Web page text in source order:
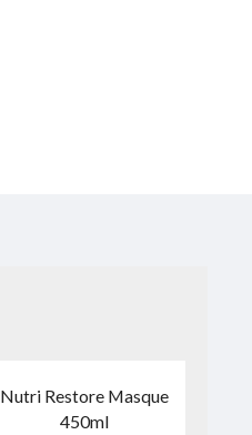
Nutri Restore Masque
450ml